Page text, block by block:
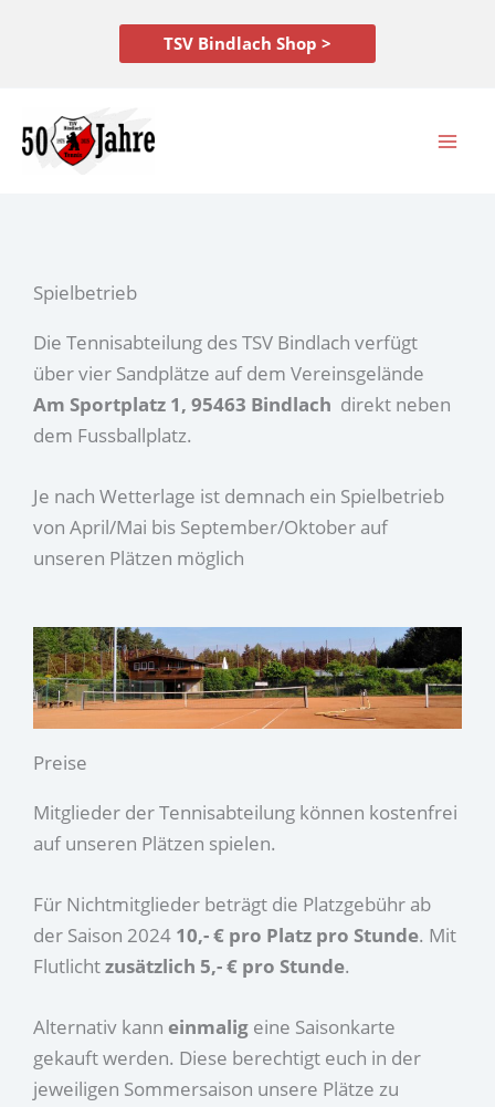
TSV Bindlach Shop >
Spielbetrieb
Die Tennisabteilung des TSV Bindlach verfügt
über vier Sandplätze auf dem Vereinsgelände
Am Sportplatz 1, 95463 Bindlach direkt neben
dem Fussballplatz.
Je nach Wetterlage ist demnach ein Spielbetrieb
von April/Mai bis September/Oktober auf
unseren Plätzen möglich
Preise
Mitglieder der Tennisabteilung können kostenfrei
auf unseren Plätzen spielen.
Für Nichtmitglieder beträgt die Platzgebühr ab
der Saison 2024 10,- € pro Platz pro Stunde. Mit
Flutlichtzusätzlich 5,- € pro Stunde.
Alternativ kann einmalig eine Saisonkarte
gekauft werden. Diese berechtigt euch in der
jeweiligen Sommersaison unsere Plätze zu